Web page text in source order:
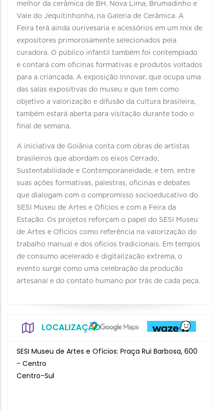
melhor da cerâmica de BH, Nova Lima, Brumadinho e
Vale do Jequitinhonha, na Galeria de Cerâmica. A
Feira terá ainda ourivesaria e acessórios em um mix de
expositores primorosamente selecionados pela
curadora. O público infantil também foi contemplado
e contará com oficinas formativas e produtos voltados
para a criançada. A exposição Innovar, que ocupa uma
das salas expositivas do museu e que tem como
objetivo a valorização e difusão da cultura brasileira,
também estará aberta para visitação durante todo o
final de semana.
A iniciativa de Goiânia conta com obras de artistas
brasileiros que abordam os eixos Cerrado,
Sustentabilidade e Contemporaneidade, e tem, entre
suas ações formativas, palestras, oficinas e debates
que dialogam com o compromisso socioeducativo do
SESI Museu de Artes e Ofícios e com a Feira da
Estação. Os projetos reforçam o papel do SESI Museu
de Artes e Ofícios como referência na valorização do
trabalho manual e dos ofícios tradicionais. Em tempos
de consumo acelerado e digitalização extrema, o
evento surge como uma celebração da produção
artesanal e do contato humano por trás de cada peça.
LOCALIZAÇÃO
SESI Museu de Artes e Ofícios: Praça Rui Barbosa, 600
- Centro
Centro-Sul